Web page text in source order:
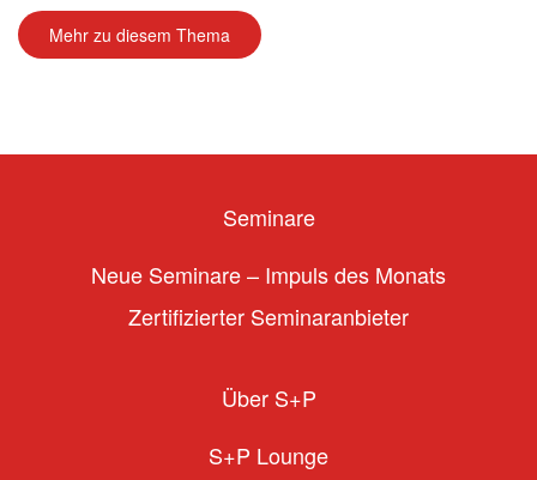
Mehr zu diesem Thema
Seminare
Neue Seminare – Impuls des Monats
Zertifizierter Seminaranbieter
Über S+P
S+P Lounge